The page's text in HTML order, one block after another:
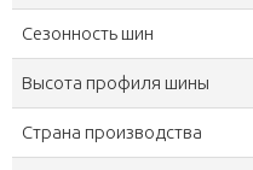
Сезонность шин
Высота профиля шины
Страна производства